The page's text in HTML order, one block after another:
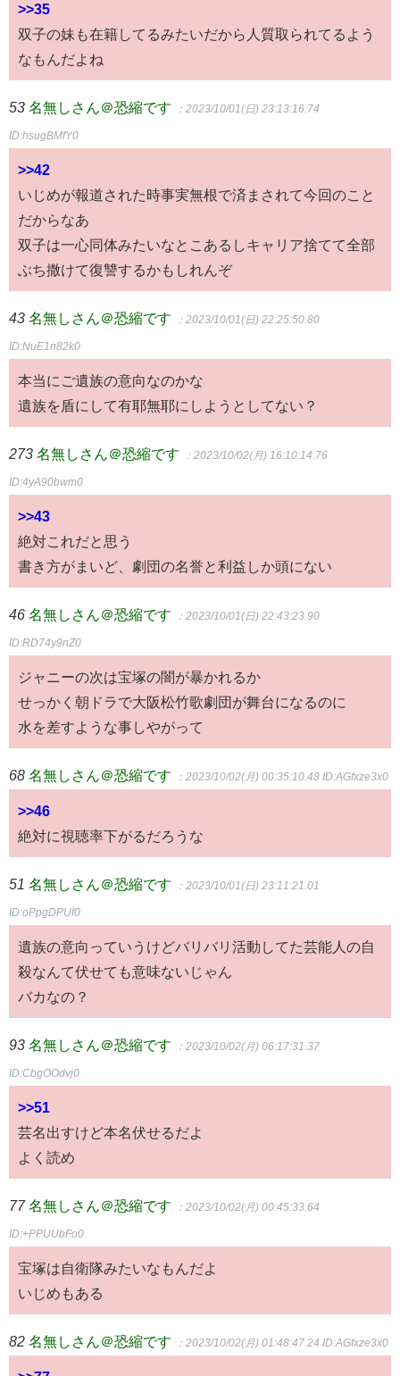
>>35
双子の妹も在籍してるみたいだから人質取られてるよう
なもんだよね
53 名無しさん＠恐縮です ：2023/10/01(日) 23:13:16.74
ID:hsugBMfY0
>>42
いじめが報道された時事実無根で済まされて今回のこと
だからなあ
双子は一心同体みたいなとこあるしキャリア捨てて全部
ぶち撒けて復讐するかもしれんぞ
43 名無しさん＠恐縮です ：2023/10/01(日) 22:25:50.80
ID:NuE1n82k0
本当にご遺族の意向なのかな
遺族を盾にして有耶無耶にしようとしてない？
273 名無しさん＠恐縮です ：2023/10/02(月) 16:10:14.76
ID:4yA90bwm0
>>43
絶対これだと思う
書き方がまいど、劇団の名誉と利益しか頭にない
46 名無しさん＠恐縮です ：2023/10/01(日) 22:43:23.90
ID:RD74y9nZ0
ジャニーの次は宝塚の闇が暴かれるか
せっかく朝ドラで大阪松竹歌劇団が舞台になるのに
水を差すような事しやがって
68 名無しさん＠恐縮です ：2023/10/02(月) 00:35:10.48 ID:AGfxze3x0
>>46
絶対に視聴率下がるだろうな
51 名無しさん＠恐縮です ：2023/10/01(日) 23:11:21.01
ID:oPpgDPUf0
遺族の意向っていうけどバリバリ活動してた芸能人の自
殺なんて伏せても意味ないじゃん
バカなの？
93 名無しさん＠恐縮です ：2023/10/02(月) 06:17:31.37
ID:CbgOOdvj0
>>51
芸名出すけど本名伏せるだよ
よく読め
77 名無しさん＠恐縮です ：2023/10/02(月) 00:45:33.64
ID:+PPUUbFo0
宝塚は自衛隊みたいなもんだよ
いじめもある
82 名無しさん＠恐縮です ：2023/10/02(月) 01:48:47.24 ID:AGfxze3x0